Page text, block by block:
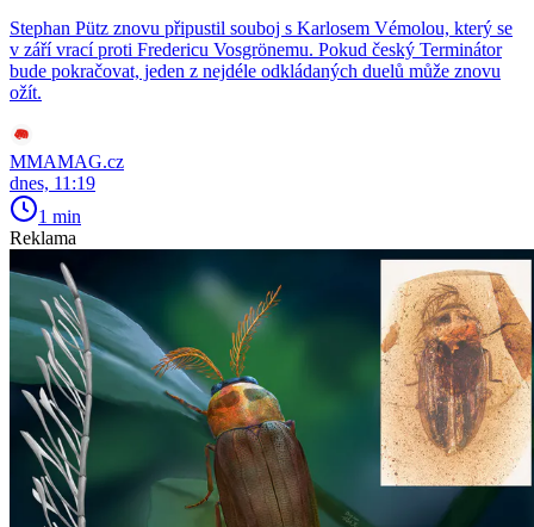
Stephan Pütz znovu připustil souboj s Karlosem Vémolou, který se
v září vrací proti Fredericu Vosgrönemu. Pokud český Terminátor
bude pokračovat, jeden z nejdéle odkládaných duelů může znovu
ožít.
MMAMAG.cz
dnes, 11:19
1 min
Reklama